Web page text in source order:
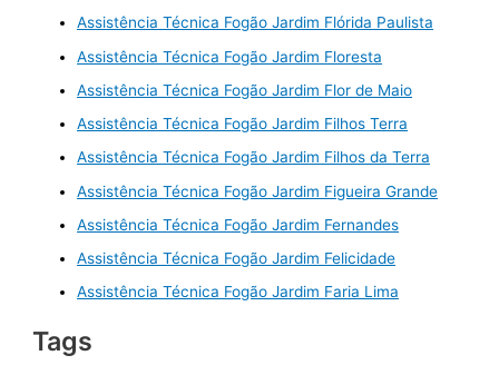
Assistência Técnica Fogão Jardim Flórida Paulista
Assistência Técnica Fogão Jardim Floresta
Assistência Técnica Fogão Jardim Flor de Maio
Assistência Técnica Fogão Jardim Filhos Terra
Assistência Técnica Fogão Jardim Filhos da Terra
Assistência Técnica Fogão Jardim Figueira Grande
Assistência Técnica Fogão Jardim Fernandes
Assistência Técnica Fogão Jardim Felicidade
Assistência Técnica Fogão Jardim Faria Lima
Tags